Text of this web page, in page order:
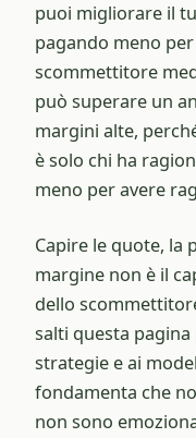
puoi migliorare il
pagando meno
scommettitore
può superare un
margini alte,
è solo chi ha
meno per avere
Capire le quote, la
margine non è il
dello
salti questa
strategie e ai
fondamenta che
non sono